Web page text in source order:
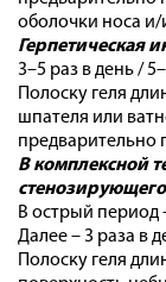
оболочки носа
Герпетическая
3–5 раз в день /
Полоску геля
шпателя или
В комплексной
В острый период
Далее – 3 раза в
Полоску геля